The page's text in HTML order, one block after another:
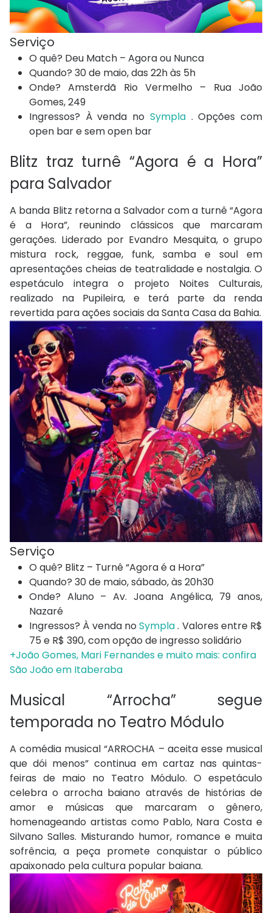
Serviço
O quê? Deu Match – Agora ou Nunca
Quando? 30 de maio, das 22h às 5h
Onde? Amsterdã Rio Vermelho – Rua João
Gomes, 249
Ingressos? À venda no Sympla. Opções com
open bar e sem open bar
Blitz traz turnê “Agora é a Hora”
para Salvador
A banda Blitz retorna a Salvador com a turnê “Agora
é a Hora”, reunindo clássicos que marcaram
gerações. Liderado por Evandro Mesquita, o grupo
mistura rock, reggae, funk, samba e soul em
apresentações cheias de teatralidade e nostalgia. O
espetáculo integra o projeto Noites Culturais,
realizado na Pupileira, e terá parte da renda
revertida para ações sociais da Santa Casa da Bahia.
Serviço
O quê? Blitz – Turnê “Agora é a Hora”
Quando? 30 de maio, sábado, às 20h30
Onde? Aluno – Av. Joana Angélica, 79 anos,
Nazaré
Ingressos? À venda no Sympla. Valores entre R$
75 e R$ 390, com opção de ingresso solidário
+João Gomes, Mari Fernandes e muito mais: confira
São João em Itaberaba
Musical “Arrocha” segue
temporada no Teatro Módulo
A comédia musical “ARROCHA – aceita esse musical
que dói menos” continua em cartaz nas quintas-
feiras de maio no Teatro Módulo. O espetáculo
celebra o arrocha baiano através de histórias de
amor e músicas que marcaram o gênero,
homenageando artistas como Pablo, Nara Costa e
Silvano Salles. Misturando humor, romance e muita
sofrência, a peça promete conquistar o público
apaixonado pela cultura popular baiana.